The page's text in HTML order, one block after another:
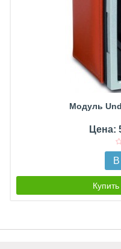
Модуль
Цена:
В